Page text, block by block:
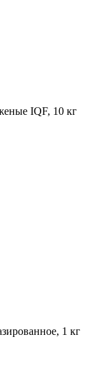
IQF, 10 кг
1 кг